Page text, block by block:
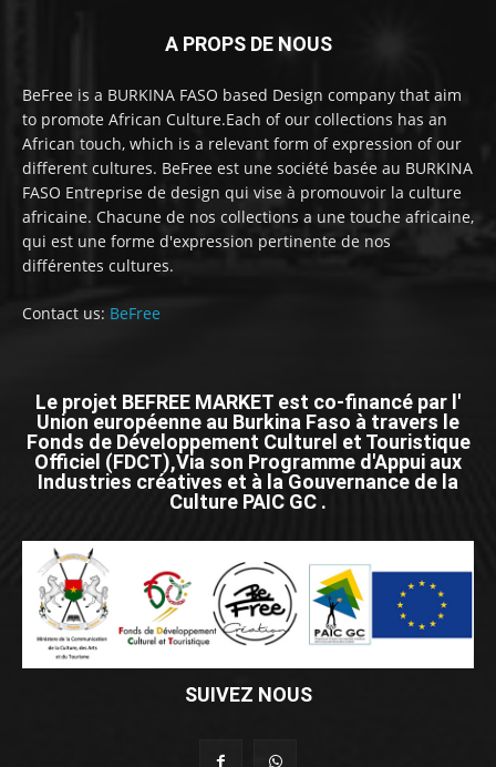
A PROPS DE NOUS
BeFree is a BURKINA FASO based Design company that aim
to promote African Culture.Each of our collections has an
African touch, which is a relevant form of expression of our
different cultures. BeFree est une société basée au BURKINA
FASO Entreprise de design qui vise à promouvoir la culture
africaine. Chacune de nos collections a une touche africaine,
qui est une forme d'expression pertinente de nos
différentes cultures.
Contact us: BeFree
Le projet BEFREE MARKET est co-financé par l'
Union européenne au Burkina Faso à travers le
Fonds de Développement Culturel et Touristique
Officiel (FDCT),Via son Programme d'Appui aux
Industries créatives et à la Gouvernance de la
Culture PAIC GC .
SUIVEZ NOUS